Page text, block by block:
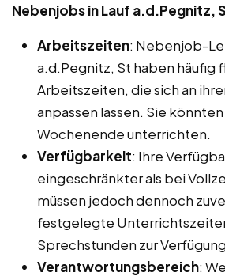
Nebenjobs in Lauf a.d.Pegnitz,
Arbeitszeiten: Nebenjob-
a.d.Pegnitz, St haben häufig
Arbeitszeiten, die sich an
anpassen lassen. Sie
Wochenende unterrichten.
Verfügbarkeit: Ihre
eingeschränkter als bei
müssen jedoch dennoch
festgelegte
Sprechstunden zur
Verantwortungsbereich: